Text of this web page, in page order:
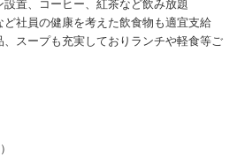
置、コーヒー、紅茶など飲み放題
社員の健康を考えた飲食物も適宜支給
スープも充実しておりランチや軽食等ご